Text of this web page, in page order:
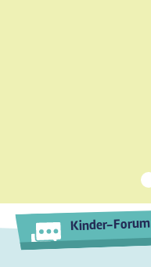
1
Kinder-Forum